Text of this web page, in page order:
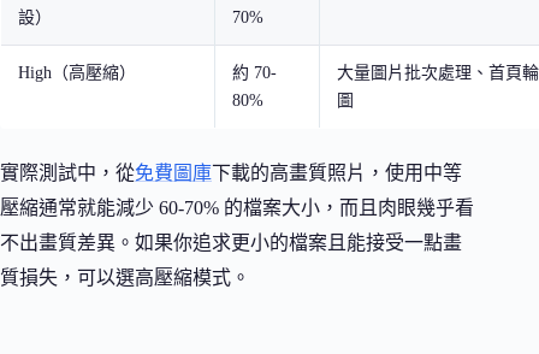
設）
70%
High（高壓縮）
約 70-
80%
大量圖片批次處理、首頁
圖
實際測試中，從免費圖庫下載的高畫質照片，使用中等
壓縮通常就能減少 60-70% 的檔案大小，而且肉眼幾乎看
不出畫質差異。如果你追求更小的檔案且能接受一點畫
質損失，可以選高壓縮模式。